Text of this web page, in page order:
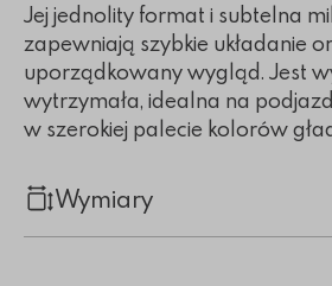
Jej jednolity format i subtelna
zapewniają szybkie układanie
uporządkowany wygląd. Jest
wytrzymała, idealna na
w szerokiej palecie kolorów
Wymiary